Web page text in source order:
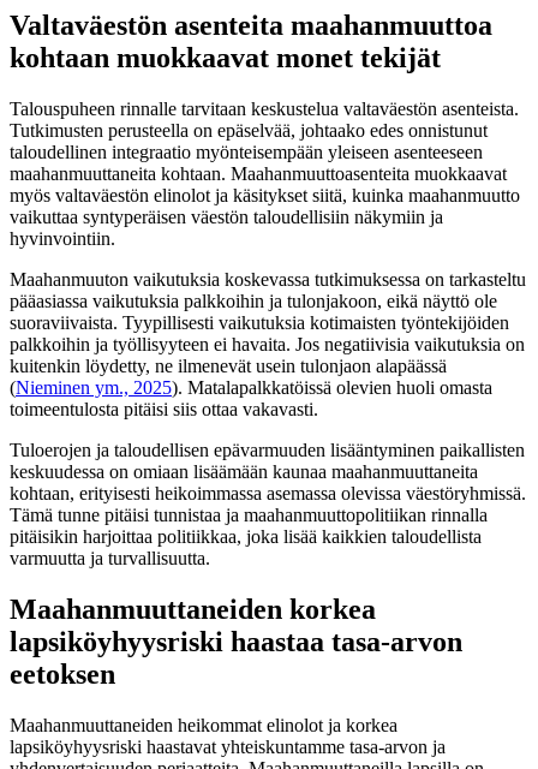
Valtaväestön asenteita maahanmuuttoa
kohtaan muokkaavat monet tekijät
Talouspuheen rinnalle tarvitaan keskustelua valtaväestön asenteista.
Tutkimusten perusteella on epäselvää, johtaako edes onnistunut
taloudellinen integraatio myönteisempään yleiseen asenteeseen
maahanmuuttaneita kohtaan. Maahanmuuttoasenteita muokkaavat
myös valtaväestön elinolot ja käsitykset siitä, kuinka maahanmuutto
vaikuttaa syntyperäisen väestön taloudellisiin näkymiin ja
hyvinvointiin.
Maahanmuuton vaikutuksia koskevassa tutkimuksessa on tarkasteltu
pääasiassa vaikutuksia palkkoihin ja tulonjakoon, eikä näyttö ole
suoraviivaista. Tyypillisesti vaikutuksia kotimaisten työntekijöiden
palkkoihin ja työllisyyteen ei havaita. Jos negatiivisia vaikutuksia on
kuitenkin löydetty, ne ilmenevät usein tulonjaon alapäässä
(Nieminen ym., 2025). Matalapalkkatöissä olevien huoli omasta
toimeentulosta pitäisi siis ottaa vakavasti.
Tuloerojen ja taloudellisen epävarmuuden lisääntyminen paikallisten
keskuudessa on omiaan lisäämään kaunaa maahanmuuttaneita
kohtaan, erityisesti heikoimmassa asemassa olevissa väestöryhmissä.
Tämä tunne pitäisi tunnistaa ja maahanmuuttopolitiikan rinnalla
pitäisikin harjoittaa politiikkaa, joka lisää kaikkien taloudellista
varmuutta ja turvallisuutta.
Maahanmuuttaneiden korkea
lapsiköyhyysriski haastaa tasa-arvon
eetoksen
Maahanmuuttaneiden heikommat elinolot ja korkea
lapsiköyhyysriski haastavat yhteiskuntamme tasa-arvon ja